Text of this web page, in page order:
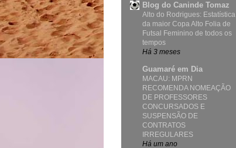
Blog do Caninde Tomaz
Alto do Rodrigues: Estatística
da maior Copa Alto Folia de
Futsal Feminino de todos os
tempos
Há 3 meses
Guamaré em Dia
MACAU: MPRN
RECOMENDA NOMEAÇÃO
DE PROFESSORES
CONCURSADOS E
SUSPENSÃO DE
CONTRATOS
IRREGULARES
Há um ano